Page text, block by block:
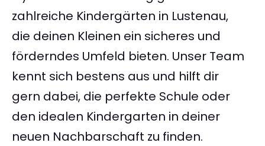
zahlreiche Kindergärten in Lustenau,
die deinen Kleinen ein sicheres und
förderndes Umfeld bieten. Unser Team
kennt sich bestens aus und hilft dir
gern dabei, die perfekte Schule oder
den idealen Kindergarten in deiner
neuen Nachbarschaft zu finden.